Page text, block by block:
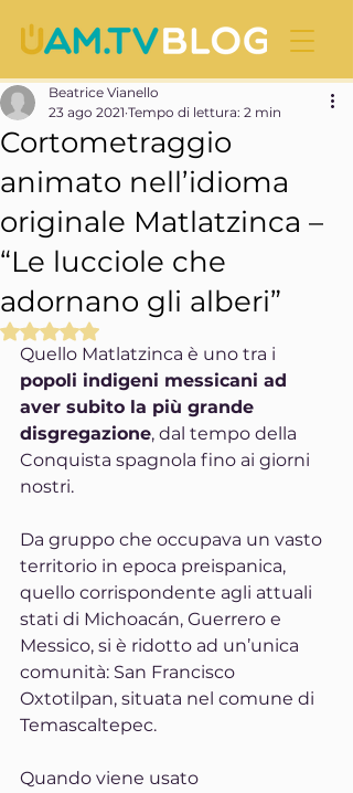
Cortometraggio
animato nell’idioma
originale Matlatzinca –
“Le lucciole che
adornano gli alberi”
Beatrice Vianello
23 ago 2021 Tempo di lettura: 2 min
Valutazione NaN stelle su 5.
Quello Matlatzinca è uno tra i
popoli indigeni messicani ad
aver subito la più grande
disgregazione, dal tempo della
Conquista spagnola fino ai giorni
nostri.
Da gruppo che occupava un vasto
territorio in epoca preispanica,
quello corrispondente agli attuali
stati di Michoacán, Guerrero e
Messico, si è ridotto ad un’unica
comunità: San Francisco
Oxtotilpan, situata nel comune di
Temascaltepec.
Quando viene usato